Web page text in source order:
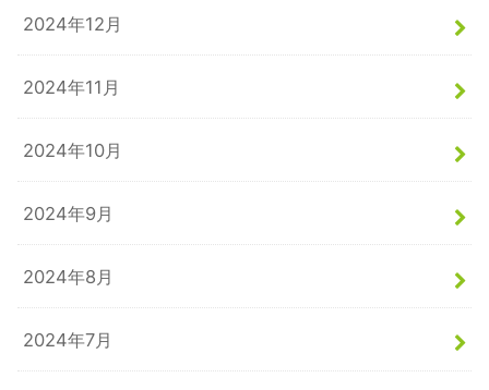
2024年12月
2024年11月
2024年10月
2024年9月
2024年8月
2024年7月